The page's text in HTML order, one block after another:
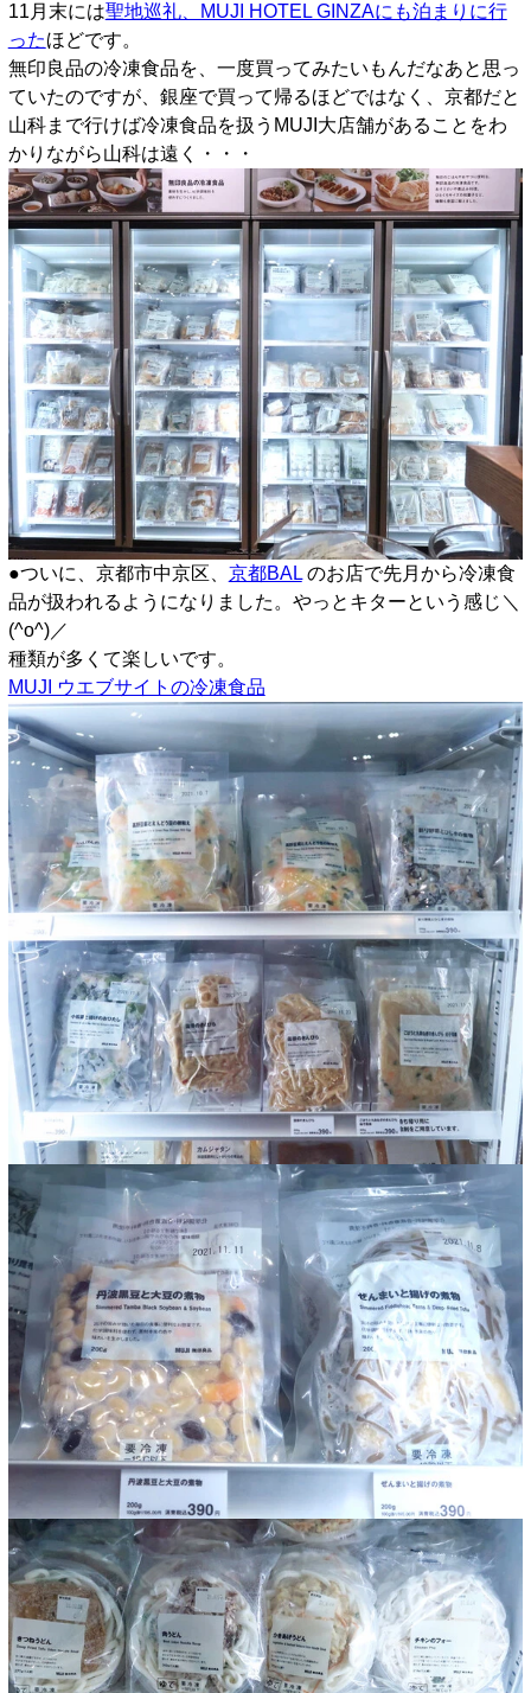
11月末には聖地巡礼、MUJI HOTEL GINZAにも泊まりに行
ったほどです。
無印良品の冷凍食品を、一度買ってみたいもんだなあと思っ
ていたのですが、銀座で買って帰るほどではなく、京都だと
山科まで行けば冷凍食品を扱うMUJI大店舗があることをわ
かりながら山科は遠く・・・
●ついに、京都市中京区、 京都BALのお店で先月から冷凍食
品が扱われるようになりました。やっとキターという感じ＼
(^o^)／
種類が多くて楽しいです。
MUJI ウエブサイトの冷凍食品